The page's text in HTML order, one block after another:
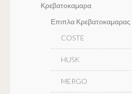
Κρεβατοκαμαρα
Επιπλα Κρεβατοκαμαρας
COSTE
HUSK
MERGO